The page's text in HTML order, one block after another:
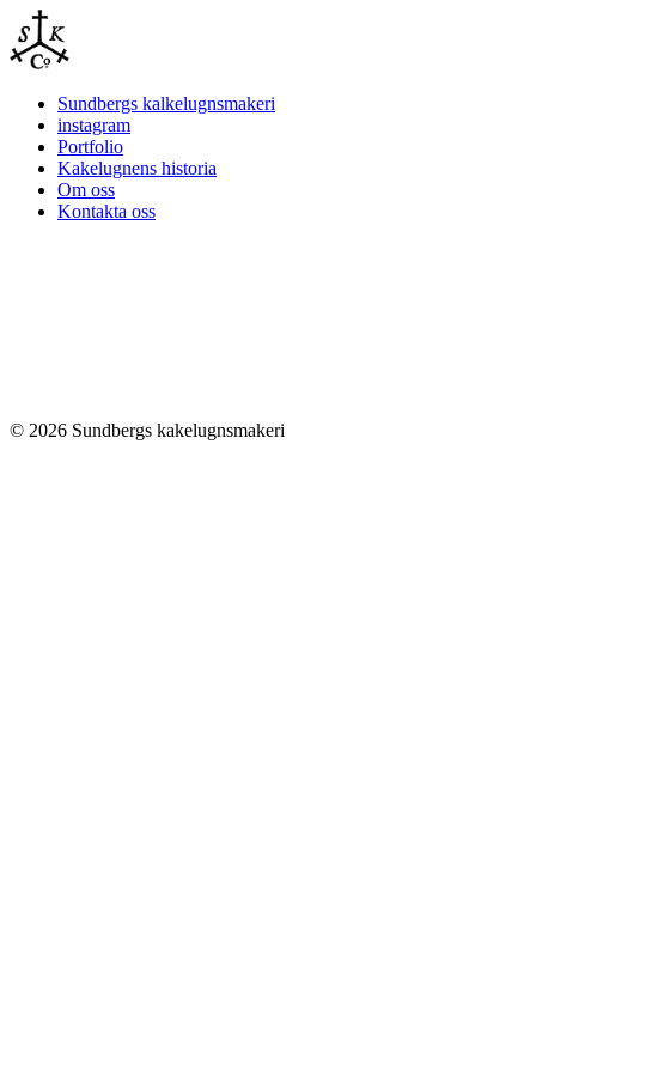
Sundbergs kalkelugnsmakeri
instagram
Portfolio
Kakelugnens historia
Om oss
Kontakta oss
© 2026 Sundbergs kakelugnsmakeri